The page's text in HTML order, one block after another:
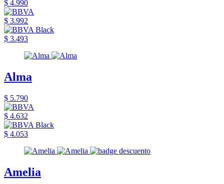
$ 4.990
$ 3.992
$ 3.493
Alma
$ 5.790
$ 4.632
$ 4.053
Amelia